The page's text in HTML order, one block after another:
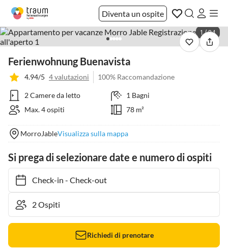
Diventa un ospite
1 / 24
Ferienwohnung Buenavista
4.94/5 4 valutazioni 100% Raccomandazione
2 Camere da letto
1 Bagni
Max. 4 ospiti
78 m²
MorroJableVisualizza sulla mappa
Si prega di selezionare date e numero di ospiti
Check-in- Check-out
Richiedi di prenotare